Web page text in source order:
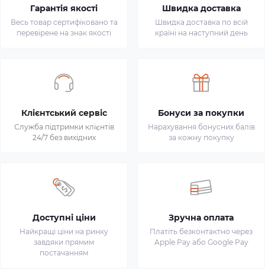
Гарантія якості
Весь товар сертифіковано та
перевірене на знак якості
Швидка доставка
Швидка доставка по всій
країні на наступний день
Клієнтський сервіс
Служба підтримки клієнтів
24/7 без вихідних
Бонуси за покупки
Нарахування бонусних балів
за кожну покупку
Доступні ціни
Найкращі ціни на ринку
завдяки прямим
постачанням
Зручна оплата
Платіть безконтактно через
Apple Pay або Google Pay